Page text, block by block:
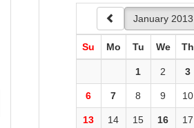
January 2013
Su Mo Tu We Th
1 2 3
6 7 8 9 10
13 14 15 16 17